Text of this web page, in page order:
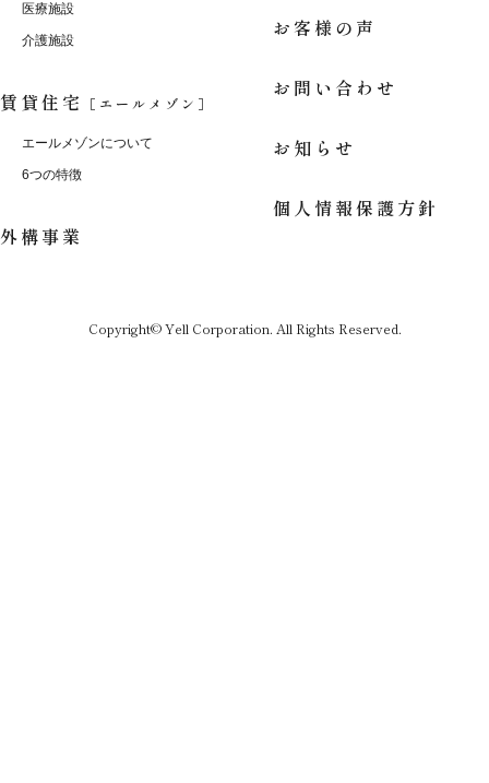
医療施設
介護施設
賃貸住宅 ［エールメゾン］
エールメゾンについて
6つの特徴
外構事業
お客様の声
お問い合わせ
お知らせ
個人情報保護方針
Copyright© Yell Corporation. All Rights Reserved.